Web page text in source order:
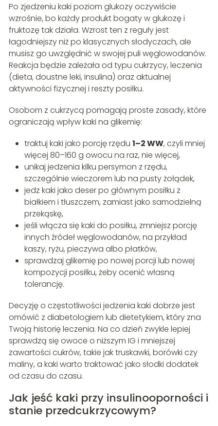
Po zjedzeniu kaki poziom glukozy oczywiście
wzrośnie, bo każdy produkt bogaty w glukozę i
fruktozę tak działa. Wzrost ten z reguły jest
łagodniejszy niż po klasycznych słodyczach, ale
musisz go uwzględnić w swojej puli węglowodanów.
Reakcja będzie zależała od typu cukrzycy, leczenia
(dieta, doustne leki, insulina) oraz aktualnej
aktywności fizycznej i reszty posiłku.
Osobom z cukrzycą pomagają proste zasady, które
ograniczają wpływ kaki na glikemię:
traktuj kaki jako porcję rzędu 1–2 WW, czyli mniej
więcej 80–160 g owocu na raz, nie więcej,
unikaj jedzenia kilku persymon z rzędu,
szczególnie wieczorem lub na pusty żołądek,
jedz kaki jako deser po głównym posiłku z
białkiem i tłuszczem, zamiast jako samodzielną
przekąskę,
jeśli włącza się kaki do posiłku, zmniejsz porcję
innych źródeł węglowodanów, na przykład
kaszy, ryżu, pieczywa albo płatków,
sprawdzaj glikemię po nowej porcji lub nowej
kompozycji posiłku, żeby ocenić własną
tolerancję.
Decyzję o częstotliwości jedzenia kaki dobrze jest
omówić z diabetologiem lub dietetykiem, który zna
Twoją historię leczenia. Na co dzień zwykle lepiej
sprawdzą się owoce o niższym IG i mniejszej
zawartości cukrów, takie jak truskawki, borówki czy
maliny, a kaki warto traktować jako słodki dodatek
od czasu do czasu.
Jak jeść kaki przy insulinooporności i
stanie przedcukrzycowym?